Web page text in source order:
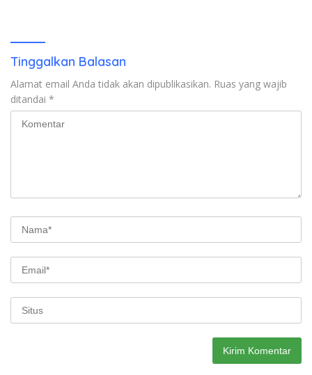
Tinggalkan Balasan
Alamat email Anda tidak akan dipublikasikan. Ruas yang wajib
ditandai *